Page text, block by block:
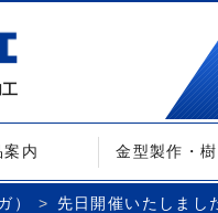
案内 金型製作・
） 先日開催いたしまし